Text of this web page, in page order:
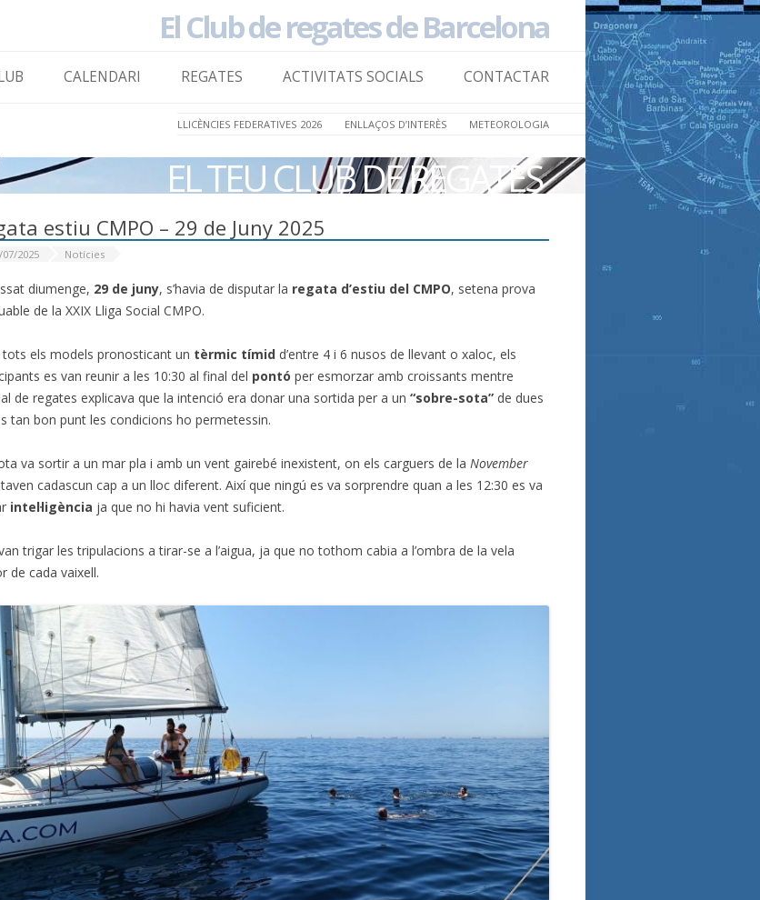
El Club de regates de Barcelona
Skip to
content
CALENDARI REGATES ACTIVITATS SOCIALS CONTACTAR
LLICÈNCIES FEDERATIVES 2026 ENLLAÇOS D’INTERÈS METEOROLOGIA
EL TEU CLUB DE REGATES
estiu CMPO – 29 de Juny 2025
07/2025 Notícies
diumenge, 29 de juny, s’havia de disputar la regata d’estiu del CMPO, setena prova
de la XXIX Lliga Social CMPO.
tots els models pronosticant un tèrmic tímid d’entre 4 i 6 nusos de llevant o xaloc, els
es van reunir a les 10:30 al final del pontóper esmorzar amb croissants mentre
de regates explicava que la intenció era donar una sortida per a un“sobre-sota” de dues
tan bon punt les condicions ho permetessin.
va sortir a un mar pla i amb un vent gairebé inexistent, on els carguers de la November
cadascun cap a un lloc diferent. Així que ningú es va sorprendre quan a les 12:30 es va
intel·ligència ja que no hi havia vent suficient.
trigar les tripulacions a tirar-se a l’aigua, ja que no tothom cabia a l’ombra de la vela
de cada vaixell.